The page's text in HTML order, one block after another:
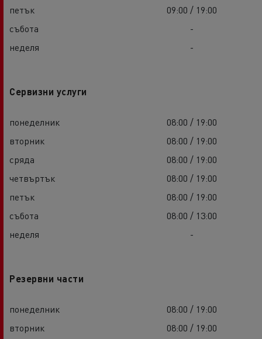
петък
09:00 / 19:00
събота
-
неделя
-
Сервизни услуги
понеделник
08:00 / 19:00
вторник
08:00 / 19:00
сряда
08:00 / 19:00
четвъртък
08:00 / 19:00
петък
08:00 / 19:00
събота
08:00 / 13:00
неделя
-
Резервни части
понеделник
08:00 / 19:00
вторник
08:00 / 19:00